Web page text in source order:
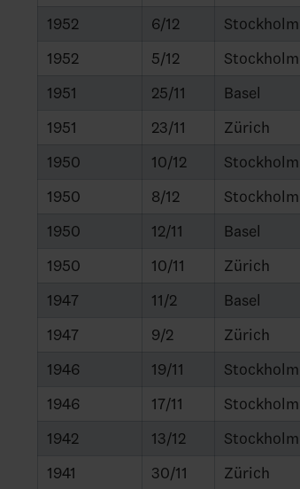
1952
6/12 Stockholm
1952
5/12 Stockholm
1951
25/11 Basel
1951
23/11 Zürich
1950
10/12 Stockholm
1950
8/12 Stockholm
1950
12/11 Basel
1950
10/11 Zürich
1947
11/2 Basel
1947
9/2 Zürich
1946
19/11 Stockholm
1946
17/11 Stockholm
1942
13/12 Stockholm
1941
30/11 Zürich